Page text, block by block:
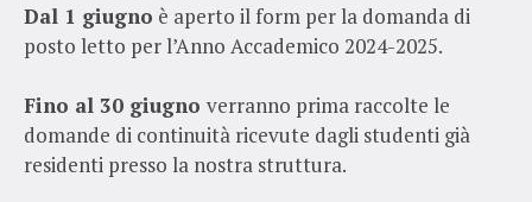
Dal 1 giugno è aperto il form per la domanda di
posto letto per l’Anno Accademico 2024-2025.
Fino al 30 giugno verranno prima raccolte le
domande di continuità ricevute dagli studenti già
residenti presso la nostra struttura.